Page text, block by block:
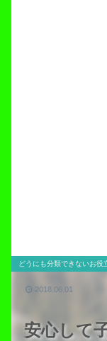
安心して
どうにも分類できないお役
2018.06.01